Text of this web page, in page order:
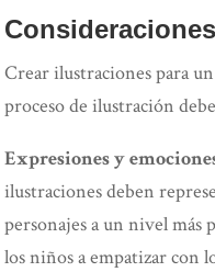
Crear ilustraciones para
proceso de ilustración
Expresiones y
ilustraciones deben
personajes a un nivel más
los niños a empatizar con